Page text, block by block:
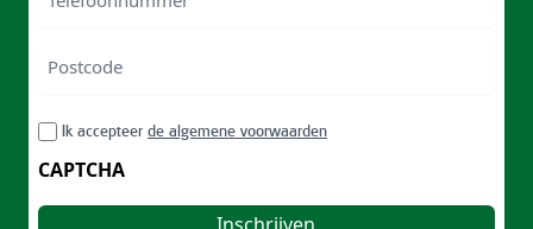
/
Postal
RGPDIk accepteer de algemene voorwaarden
CAPTCHA